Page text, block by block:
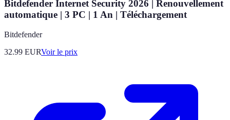
Bitdefender Internet Security 2026 | Renouvellement
automatique | 3 PC | 1 An | Téléchargement
Bitdefender
32.99 EURVoir le prix